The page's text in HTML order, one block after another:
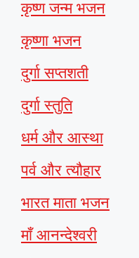
कृष्ण जन्म भजन
कृष्णा भजन
दुर्गा सप्तशती
दुर्गा स्तुति
धर्म और आस्था
पर्व और त्यौहार
भारत माता भजन
माँ आनन्देश्वरी